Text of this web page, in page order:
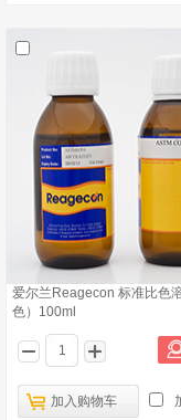
爱尔兰Reagecon 标准比色
色）100ml
加入购物车